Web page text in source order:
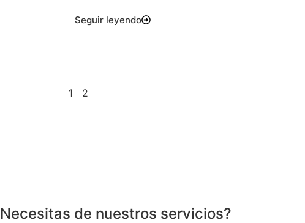
Seguir leyendo
1 2
Necesitas de nuestros servicios?